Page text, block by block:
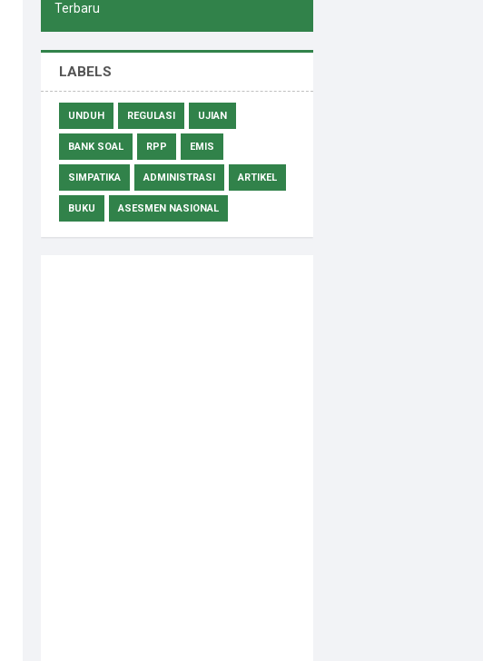
Terbaru
LABELS
UNDUH REGULASI UJIAN
BANK SOAL RPP EMIS
SIMPATIKA ADMINISTRASI ARTIKEL
BUKU ASESMEN NASIONAL